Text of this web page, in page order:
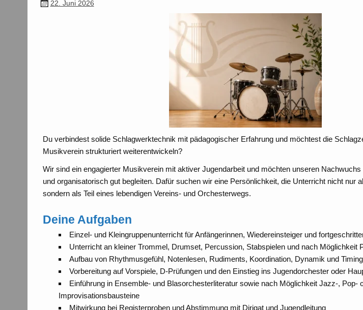
22. Juni 2026
Du verbindest solide Schlagwerktechnik mit pädagogischer Erfahrung und möchtest die
Musikverein strukturiert weiterentwickeln?
Wir sind ein engagierter Musikverein mit aktiver Jugendarbeit und möchten unseren
und organisatorisch gut begleiten. Dafür suchen wir eine Persönlichkeit, die Unterricht nicht nur
sondern als Teil eines lebendigen Vereins- und Orchesterwegs.
Deine Aufgaben
Einzel- und Kleingruppenunterricht für Anfängerinnen, Wiedereinsteiger und
Unterricht an kleiner Trommel, Drumset, Percussion, Stabspielen und nach Möglichkeit
Aufbau von Rhythmusgefühl, Notenlesen, Rudiments, Koordination, Dynamik und Timing
Vorbereitung auf Vorspiele, D-Prüfungen und den Einstieg ins Jugendorchester oder
Einführung in Ensemble- und Blasorchesterliteratur sowie nach Möglichkeit Jazz-, Pop-
Improvisationsbausteine
Mitwirkung bei Registerproben und Abstimmung mit Dirigat und Jugendleitung